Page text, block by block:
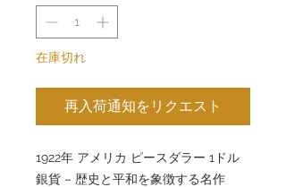
在庫切れ
再入荷通知をリクエスト
1922年 アメリカ ピースダラー 1ドル
銀貨 – 歴史と平和を象徴する名作